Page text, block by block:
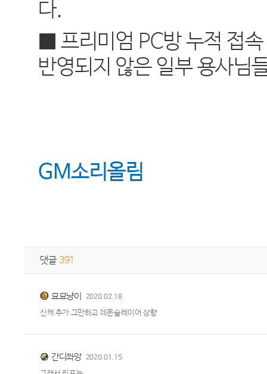
다.
■ 프리미엄 PC방 누적 접
반영되지 않은 일부 용사님
GM소리올림
댓글 391
묘묘냥이 2020.02.18
신캐 추가 그만하고 데몬슬레이어 상향
간디쫘앙 2020.01.15